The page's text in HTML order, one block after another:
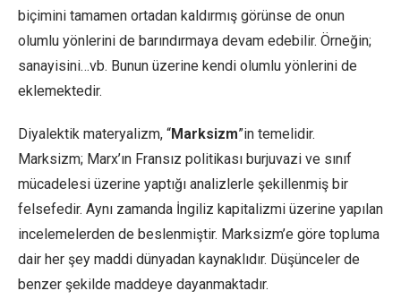
biçimini tamamen ortadan kaldırmış görünse de onun
olumlu yönlerini de barındırmaya devam edebilir. Örneğin;
sanayisini…vb. Bunun üzerine kendi olumlu yönlerini de
eklemektedir.
Diyalektik materyalizm, “Marksizm”in temelidir.
Marksizm; Marx’ın Fransız politikası burjuvazi ve sınıf
mücadelesi üzerine yaptığı analizlerle şekillenmiş bir
felsefedir. Aynı zamanda İngiliz kapitalizmi üzerine yapılan
incelemelerden de beslenmiştir. Marksizm’e göre topluma
dair her şey maddi dünyadan kaynaklıdır. Düşünceler de
benzer şekilde maddeye dayanmaktadır.